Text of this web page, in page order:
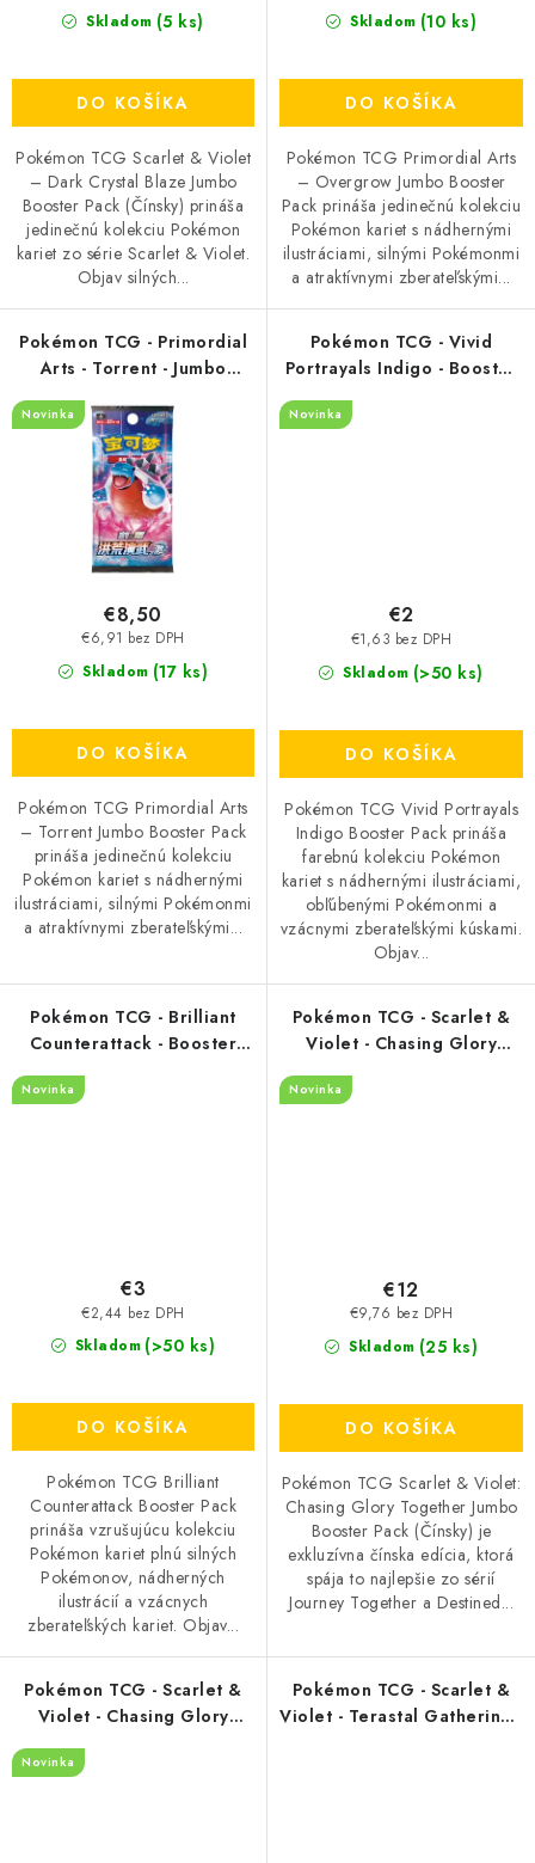
Skladom (5 ks)
DO KOŠÍKA
Pokémon TCG Scarlet & Violet
– Dark Crystal Blaze Jumbo
Booster Pack (Čínsky) prináša
jedinečnú kolekciu Pokémon
kariet zo série Scarlet & Violet.
Objav silných...
Skladom (10 ks)
DO KOŠÍKA
Pokémon TCG Primordial Arts
– Overgrow Jumbo Booster
Pack prináša jedinečnú kolekciu
Pokémon kariet s nádhernými
ilustráciami, silnými Pokémonmi
a atraktívnymi zberateľskými...
Pokémon TCG - Primordial
Arts - Torrent - Jumbo
Booster Pack
Novinka
Skladom (17 ks)
€6,91 bez DPH
€8,50
DO KOŠÍKA
Pokémon TCG Primordial Arts
– Torrent Jumbo Booster Pack
prináša jedinečnú kolekciu
Pokémon kariet s nádhernými
ilustráciami, silnými Pokémonmi
a atraktívnymi zberateľskými...
Pokémon TCG - Vivid
Portrayals Indigo - Booster
Novinka
Skladom (>50 ks)
€1,63 bez DPH
€2
DO KOŠÍKA
Pokémon TCG Vivid Portrayals
Indigo Booster Pack prináša
farebnú kolekciu Pokémon
kariet s nádhernými ilustráciami,
obľúbenými Pokémonmi a
vzácnymi zberateľskými kúskami.
Objav...
Pokémon TCG - Brilliant
Counterattack - Booster
Novinka
Skladom (>50 ks)
€2,44 bez DPH
€3
DO KOŠÍKA
Pokémon TCG Brilliant
Counterattack Booster Pack
prináša vzrušujúcu kolekciu
Pokémon kariet plnú silných
Pokémonov, nádherných
ilustrácií a vzácnych
zberateľských kariet. Objav...
Pokémon TCG - Scarlet &
Violet - Chasing Glory
Pack - (Čínsky)
Novinka
Skladom (25 ks)
€9,76 bez DPH
€12
DO KOŠÍKA
Pokémon TCG Scarlet & Violet:
Chasing Glory Together Jumbo
Booster Pack (Čínsky) je
exkluzívna čínska edícia, ktorá
spája to najlepšie zo sérií
Journey Together a Destined...
Pokémon TCG - Scarlet &
Violet - Chasing Glory
Together - Booster Pack -
Novinka
Pokémon TCG - Scarlet &
Violet - Terastal Gathering -